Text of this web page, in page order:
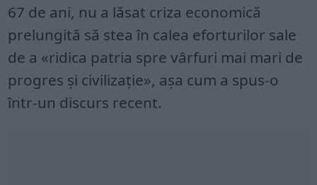
67 de ani, nu a lăsat criza economică
prelungită să stea în calea eforturilor sale
de a «ridica patria spre vârfuri mai mari de
progres și civilizație», așa cum a spus-o
într-un discurs recent.